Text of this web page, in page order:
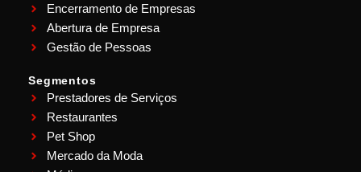
Encerramento de Empresas
Abertura de Empresa
Gestão de Pessoas
Segmentos
Prestadores de Serviços
Restaurantes
Pet Shop
Mercado da Moda